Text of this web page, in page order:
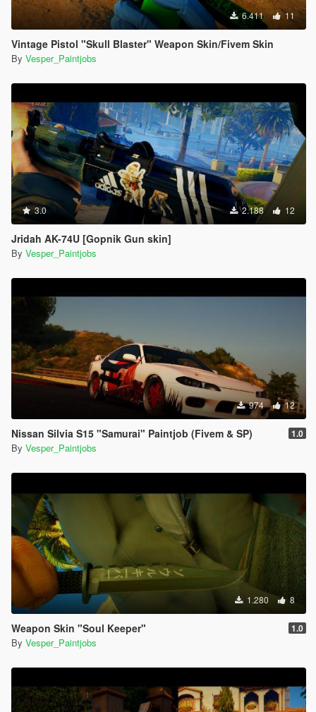
6.411 11
Vintage Pistol "Skull Blaster" Weapon Skin/Fivem Skin
By Vesper_Paintjobs
3.0 2.188 12
Jridah AK-74U [Gopnik Gun skin]
By Vesper_Paintjobs
974 12
Nissan Silvia S15 "Samurai" Paintjob (Fivem & SP) 1.0
By Vesper_Paintjobs
1.280 8
Weapon Skin "Soul Keeper" 1.0
By Vesper_Paintjobs